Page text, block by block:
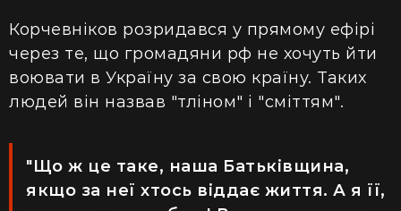
Корчевніков розридався у прямому ефірі
через те, що громадяни рф не хочуть йти
воювати в Україну за свою країну. Таких
людей він назвав "тліном" і "сміттям".
"Що ж це таке, наша Батьківщина,
якщо за неї хтось віддає життя. А я її,